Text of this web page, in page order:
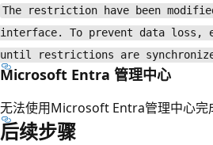
The restriction have been
interface. To prevent data loss,
until restrictions are
Microsoft Entra 管理中心
无法使用Microsoft Entra管理中心完
后续步骤